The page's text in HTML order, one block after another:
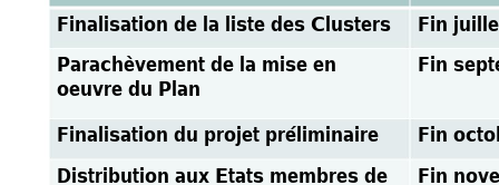
Finalisation de la liste des Clusters
Fin
Parachèvement de la mise en
oeuvredu Plan
Fin
Finalisation du projet préliminaire
Fin
Distribution aux Etats membres de Fin nov